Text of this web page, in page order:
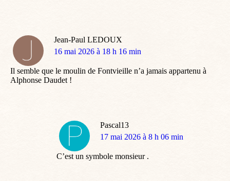
Jean-Paul LEDOUX
dit
16 mai 2026 à 18 h 16 min
Il semble que le moulin de Fontvieille n’a jamais appartenu à
Alphonse Daudet !
Pascal13
dit
17 mai 2026 à 8 h 06 min
C’est un symbole monsieur .